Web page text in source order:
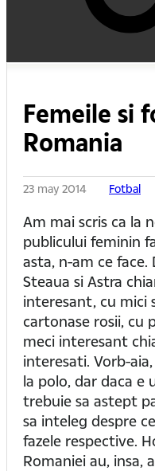
Femeile si
Romania
23 may 2014 Fotbal
Am mai scris ca la
publicului feminin
asta, n-am ce
Steaua si Astra
interesant, cu mici
cartonase rosii, cu
meci interesant
interesati. Vorb-
la polo, dar daca e
trebuie sa astept
sa inteleg despre
fazele respective.
Romaniei au, insa,